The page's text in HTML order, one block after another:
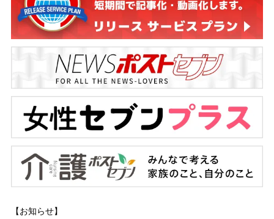
【お知らせ】